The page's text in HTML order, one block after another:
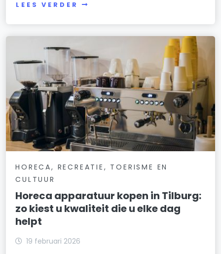
LEES VERDER
HORECA, RECREATIE, TOERISME EN
CULTUUR
Horeca apparatuur kopen in Tilburg:
zo kiest u kwaliteit die u elke dag
helpt
19 februari 2026